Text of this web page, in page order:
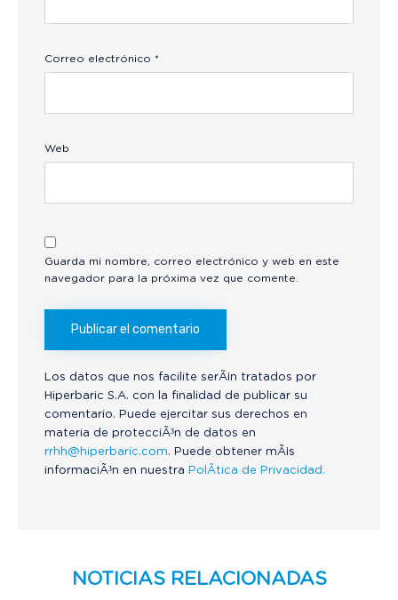
Correo electrónico *
Web
Guarda mi nombre, correo electrónico y web en este
navegador para la próxima vez que comente.
Los datos que nos facilite serÃ¡n tratados por
Hiperbaric S.A. con la finalidad de publicar su
comentario. Puede ejercitar sus derechos en
materia de protecciÃ³n de datos en
rrhh@hiperbaric.com. Puede obtener mÃ¡s
informaciÃ³n en nuestra PolÃ­tica de Privacidad.
NOTICIAS RELACIONADAS